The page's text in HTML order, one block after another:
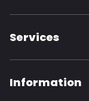
Services
Information